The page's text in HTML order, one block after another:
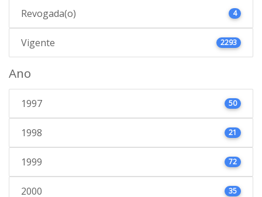
Revogada(o) 4
Vigente 2293
Ano
1997 50
1998 21
1999 72
2000 35